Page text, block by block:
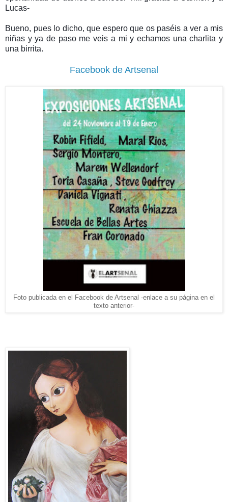
Lucas-
Bueno, pues lo dicho, que espero que os paséis a ver a mis
niñas y ya de paso me veis a mi y echamos una charlita y
una birrita.
Facebook de Artsenal
Foto publicada en el Facebook de Artsenal -enlace a su página en el
texto anterior-